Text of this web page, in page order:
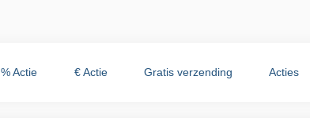
% Actie € Actie Gratis verzending Acties